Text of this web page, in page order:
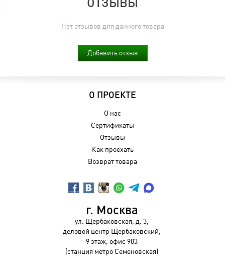
ОТЗЫВЫ
Нет отзывов для данного товара
Добавить отзыв
О ПРОЕКТЕ
О нас
Сертификаты
Отзывы
Как проехать
Возврат товара
г. Москва
ул. Щербаковская, д. 3,
деловой центр Щербаковский,
9 этаж, офис 903
(станция метро Семеновская)